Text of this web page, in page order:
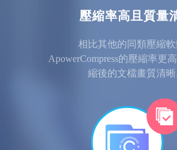
壓縮率高且質量
相比其他的同類壓縮軟
ApowerCompress的壓縮率更
縮後的文檔畫質清晰